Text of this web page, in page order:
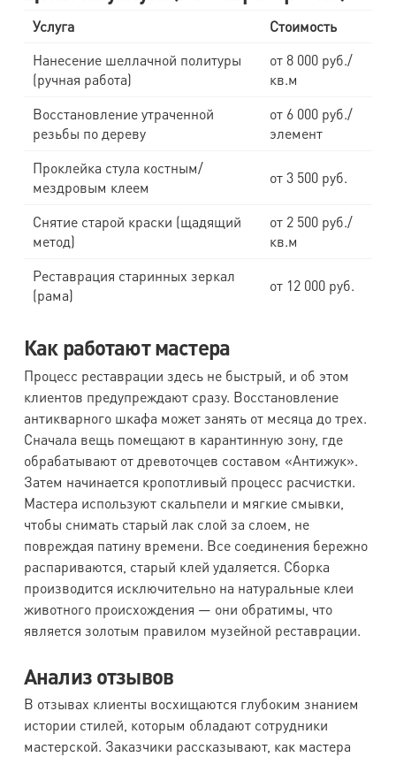
Услуга
Стоимость
Нанесение шеллачной политуры
(ручная работа)
от 8 000 руб./
кв.м
Восстановление утраченной
резьбы по дереву
от 6 000 руб./
элемент
Проклейка стула костным/
мездровым клеем
от 3 500 руб.
Снятие старой краски (щадящий
метод)
от 2 500 руб./
кв.м
Реставрация старинных зеркал
(рама)
от 12 000 руб.
Как работают мастера
Процесс реставрации здесь не быстрый, и об этом
клиентов предупреждают сразу. Восстановление
антикварного шкафа может занять от месяца до трех.
Сначала вещь помещают в карантинную зону, где
обрабатывают от древоточцев составом «Антижук».
Затем начинается кропотливый процесс расчистки.
Мастера используют скальпели и мягкие смывки,
чтобы снимать старый лак слой за слоем, не
повреждая патину времени. Все соединения бережно
распариваются, старый клей удаляется. Сборка
производится исключительно на натуральные клеи
животного происхождения — они обратимы, что
является золотым правилом музейной реставрации.
Анализ отзывов
В отзывах клиенты восхищаются глубоким знанием
истории стилей, которым обладают сотрудники
мастерской. Заказчики рассказывают, как мастера